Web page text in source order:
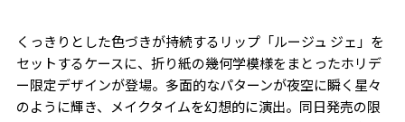
くっきりとした色づきが持続するリップ「ルージュ ジェ」を
セットするケースに、折り紙の幾何学模様をまとったホリデ
ー限定デザインが登場。多面的なパターンが夜空に瞬く星々
のように輝き、メイクタイムを幻想的に演出。同日発売の限